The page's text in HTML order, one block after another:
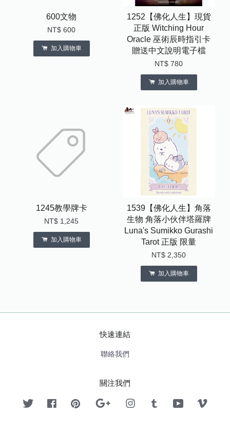
600文物
NT$ 600
加入購物車
1252【佛化人生】現貨
正版 Witching Hour
Oracle 巫術辰時指引卡
贈送中文說明電子檔
NT$ 780
加入購物車
1245教學牌卡
NT$ 1,245
加入購物車
1539【佛化人生】角落
生物 角落小伙伴塔羅牌
Luna's Sumikko Gurashi
Tarot 正版 限量
NT$ 2,350
加入購物車
快速連結
聯絡我們
關注我們
Twitter FacebookPinterest Google InstagramTumblr YouTube